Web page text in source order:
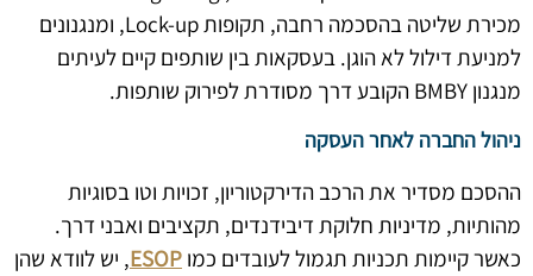
מכירת שליטה בהסכמה רחבה, תקופות Lock-up, ומנגנונים
למניעת דילול לא הוגן. בעסקאות בין שותפים קיים לעיתים
מנגנון BMBY הקובע דרך מסודרת לפירוק שותפות.
ניהול החברה לאחר העסקה
ההסכם מסדיר את הרכב הדירקטוריון, זכויות וטו בסוגיות
מהותיות, מדיניות חלוקת דיבידנדים, תקציבים ואבני דרך.
כאשר קיימות תכניות תגמול לעובדים כמו ESOP, יש לוודא שהן